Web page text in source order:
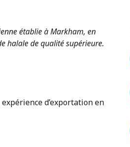
établie à Markham, en
halale de qualité supérieure.
d’exportation en